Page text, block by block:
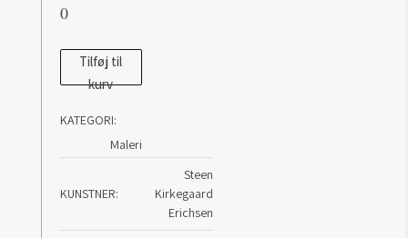
0
Steen
Kirkegaard
the
Tilføj til
kurv
KATEGORI:
Maleri
KUNSTNER
Steen
Kirkegaard
Erichsen